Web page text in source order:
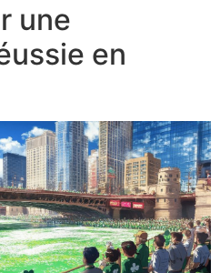
une
en